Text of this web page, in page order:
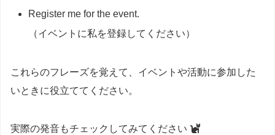
Register me for the event.
（イベントに私を登録してください）
これらのフレーズを覚えて、イベントや活動に参加した
いときに役立ててください。
実際の発音もチェックしてみてください